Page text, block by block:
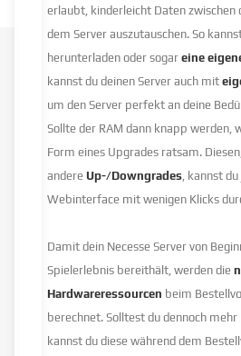
erlaubt, kinderleicht Daten zwischen
dem Server auszutauschen. So
herunterladen oder sogareine
kannst du deinen Server auch mit
um den Server perfekt an deine
Sollte der RAM dann knapp werden,
Form eines Upgrades ratsam.
andere Up-/Downgrades , kannst
Webinterface mit wenigen Klicks
Damit dein Necesse Server von
Spielerlebnis bereithält, werden die
Hardwareressourcen beim
berechnet. Solltest du dennoch mehr
kannst du diese während dem